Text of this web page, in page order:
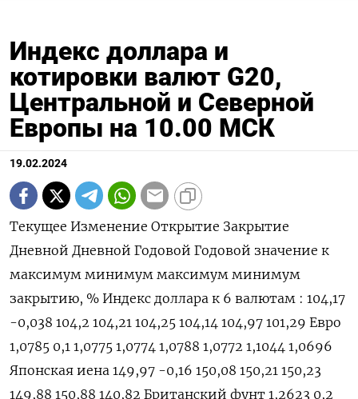
Индекс доллара и
котировки валют G20,
Центральной и Северной
Европы на 10.00 МСК
19.02.2024
Текущее Изменение Открытие Закрытие
Дневной Дневной Годовой Годовой значение к
максимум минимум максимум минимум
закрытию, % Индекс доллара к 6 валютам : 104,17
-0,038 104,2 104,21 104,25 104,14 104,97 101,29 Евро
1,0785 0,1 1,0775 1,0774 1,0788 1,0772 1,1044 1,0696
Японская иена 149,97 -0,16 150,08 150,21 150,23
149,88 150,88 140,82 Британский фунт 1,2623 0,2